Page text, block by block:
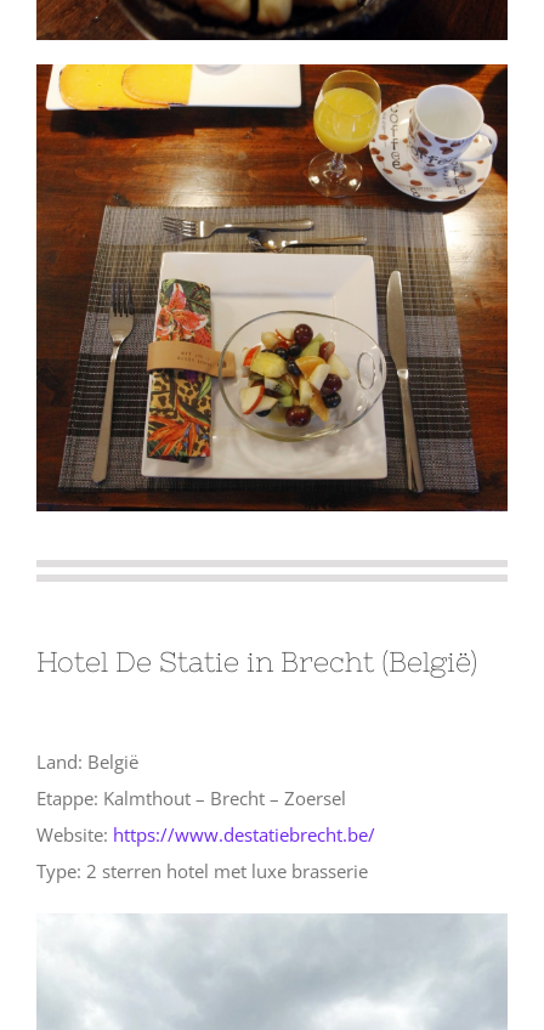
Hotel De Statie in Brecht (België)
Land: België
Etappe: Kalmthout – Brecht – Zoersel
Website: https://www.destatiebrecht.be/
Type: 2 sterren hotel met luxe brasserie